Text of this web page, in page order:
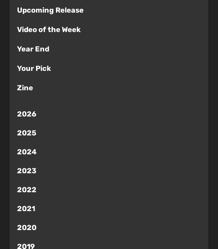
Upcoming Release
Video of the Week
Year End
Your Pick
Zine
2026
2025
2024
2023
2022
2021
2020
2019